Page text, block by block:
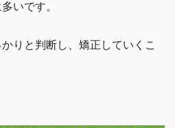
いです。
りと判断し、矯正していくこ